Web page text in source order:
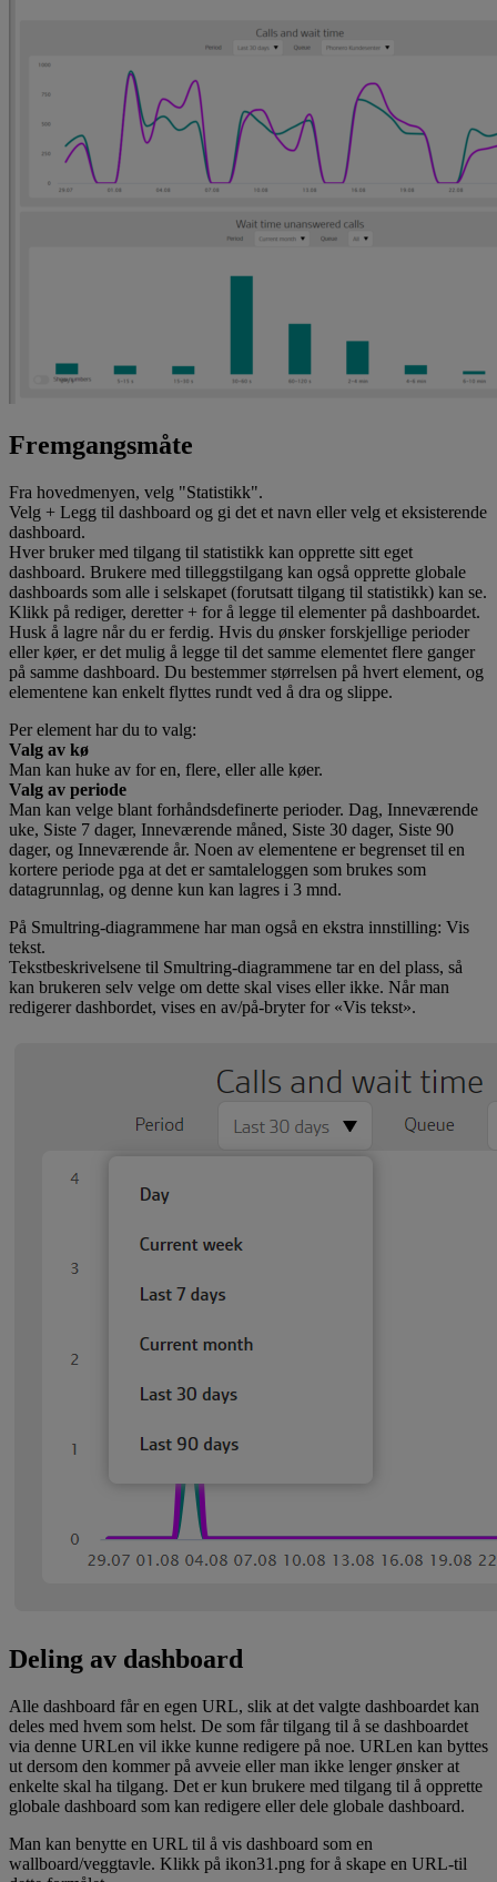
Fremgangsmåte
Fra hovedmenyen, velg "Statistikk".
Velg + Legg til dashboard og gi det et navn eller velg et eksisterende
dashboard.
Hver bruker med tilgang til statistikk kan opprette sitt eget
dashboard. Brukere med tilleggstilgang kan også opprette globale
dashboards som alle i selskapet (forutsatt tilgang til statistikk) kan se.
Klikk på rediger, deretter + for å legge til elementer på dashboardet.
Husk å lagre når du er ferdig. Hvis du ønsker forskjellige perioder
eller køer, er det mulig å legge til det samme elementet flere ganger
på samme dashboard. Du bestemmer størrelsen på hvert element, og
elementene kan enkelt flyttes rundt ved å dra og slippe.
Per element har du to valg:
Valg av kø
Man kan huke av for en, flere, eller alle køer.
Valg av periode
Man kan velge blant forhåndsdefinerte perioder. Dag, Inneværende
uke, Siste 7 dager, Inneværende måned, Siste 30 dager, Siste 90
dager, og Inneværende år. Noen av elementene er begrenset til en
kortere periode pga at det er samtaleloggen som brukes som
datagrunnlag, og denne kun kan lagres i 3 mnd.
På Smultring-diagrammene har man også en ekstra innstilling: Vis
tekst.
Tekstbeskrivelsene til Smultring-diagrammene tar en del plass, så
kan brukeren selv velge om dette skal vises eller ikke. Når man
redigerer dashbordet, vises en av/på-bryter for «Vis tekst».
Deling av dashboard
Alle dashboard får en egen URL, slik at det valgte dashboardet kan
deles med hvem som helst. De som får tilgang til å se dashboardet
via denne URLen vil ikke kunne redigere på noe. URLen kan byttes
ut dersom den kommer på avveie eller man ikke lenger ønsker at
enkelte skal ha tilgang. Det er kun brukere med tilgang til å opprette
globale dashboard som kan redigere eller dele globale dashboard.
Man kan benytte en URL til å vis dashboard som en
wallboard/veggtavle. Klikk på ikon31.png for å skape en URL-til